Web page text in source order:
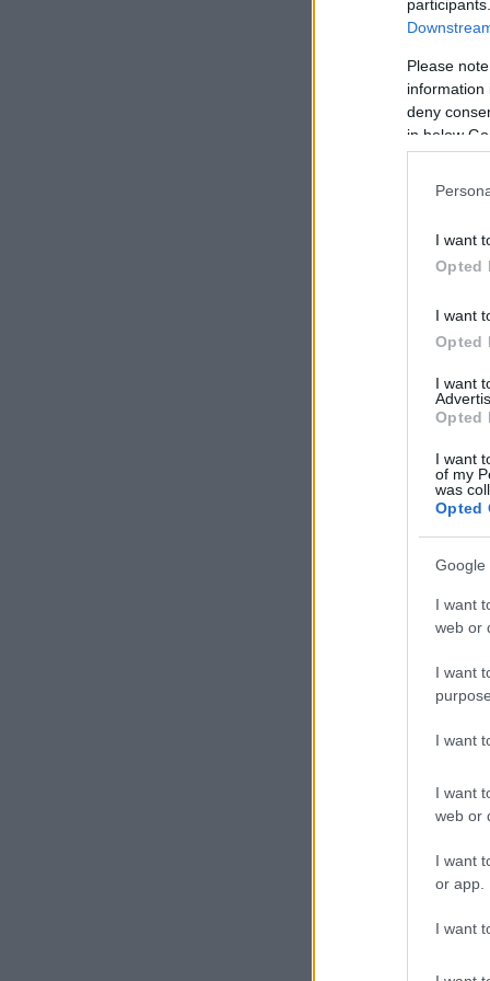
Please
information
deny
in below
I want
Opted
I want
Opted
I want
Opted
I want
of my
was
Opted
Google
I want
web or
I want
I want
I want
web or
I want
or app.
I want